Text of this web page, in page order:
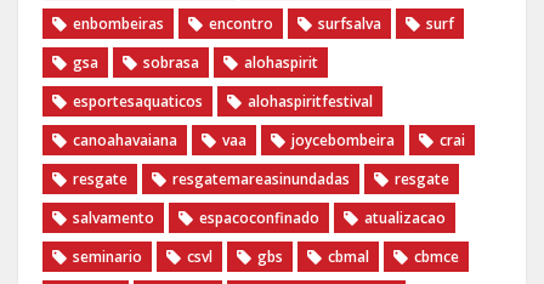
enbombeiras
encontro surfsalva
surf
gsa
sobrasa
alohaspirit
esportesaquaticos
alohaspiritfestival
canoahavaiana
vaa joycebombeira
crai
resgate
resgatemareasinundadas
resgate
salvamento
espacoconfinado
atualizacao
seminario
csvl gbs cbmal
cbmce